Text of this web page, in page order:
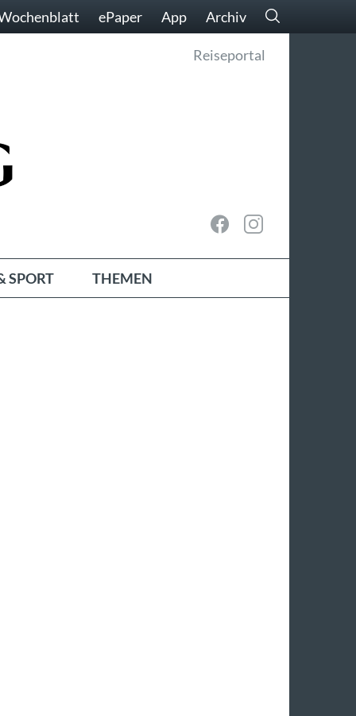
ePaper App Archiv
Reiseportal
SPORT THEMEN